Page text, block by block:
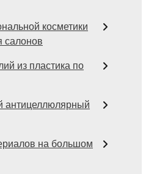
косметики
салонов
из пластика по
антицеллюлярный
на большом